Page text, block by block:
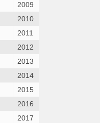
2009
2010
2011
2012
2013
2014
2015
2016
2017